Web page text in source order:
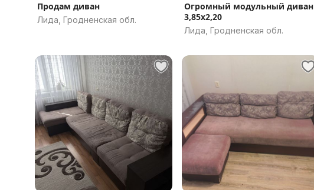
Продам диван
Лида, Гродненская обл.
Огромный модульный диван
3,85х2,20
Лида, Гродненская обл.